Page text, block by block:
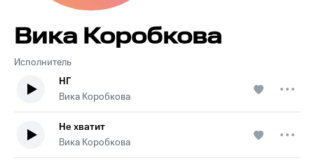
Исполнитель
Вика Коробкова
НГ
Вика Коробкова
Не хватит
Вика Коробкова